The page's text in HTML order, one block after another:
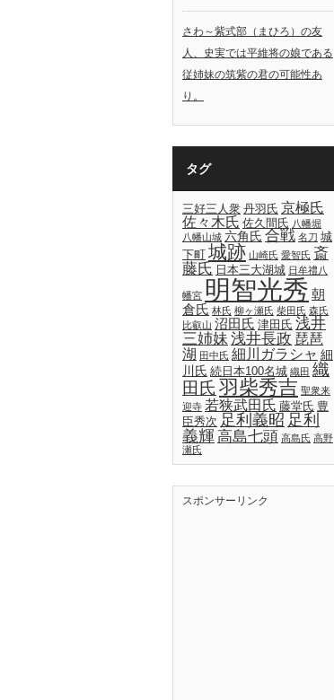
さわ～紫式部（まひろ）の友
人、史実では平維将の娘である
従姉妹の筑紫の君の可能性あ
り。
タグ
三好三人衆 丹羽氏 京極氏
佐々木氏 佐久間氏 八幡堀
八幡山城 六角氏 合戦 名刀 城
下町 城跡 山崎氏 愛智氏 斎
藤氏 日本三大湖城 日牟禮八
幡宮 明智光秀 朝
倉氏 林氏 柳ヶ瀬氏 柴田氏 森氏
比叡山 沼田氏 津田氏 浅井
三姉妹 浅井長政 琵琶
湖 田中氏 細川ガラシャ 細
川氏 続日本100名城 織田 織
田氏 羽柴秀吉 聖衆来
迎寺 若狭武田氏 藤堂氏 豊
臣秀次 足利義昭 足利
義輝高島七頭 高島氏 高野
瀬氏
スポンサーリンク